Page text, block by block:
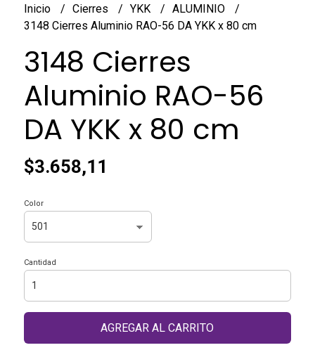
Inicio Cierres YKK
ALUMINIO
3148 Cierres Aluminio RAO-56 DA YKK x 80 cm
3148 Cierres
Aluminio RAO-56
DA YKK x 80 cm
$3.658,11
Color
Cantidad
AGREGAR AL CARRITO